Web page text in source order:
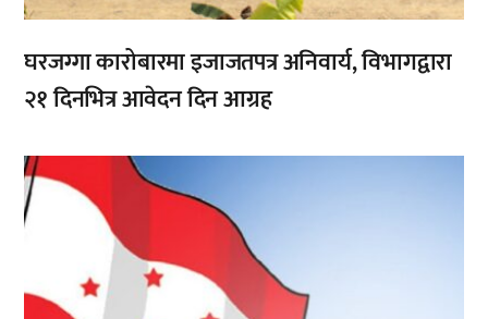
घरजग्गा कारोबारमा इजाजतपत्र अनिवार्य, विभागद्वारा
२१ दिनभित्र आवेदन दिन आग्रह
,